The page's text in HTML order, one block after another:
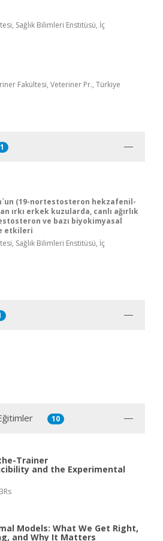
Sağlık Bilimleri Enstitüsü, İç
Fakültesi, Veteriner Pr., Türkiye
1
(19-nortestosteron hekzafenil-
ırkı erkek kuzularda, canlı ağırlık
ve bazı biyokimyasal
etkileri
Sağlık Bilimleri Enstitüsü, İç
10
Trainer
and the Experimental
Models: What We Get Right,
and Why It Matters